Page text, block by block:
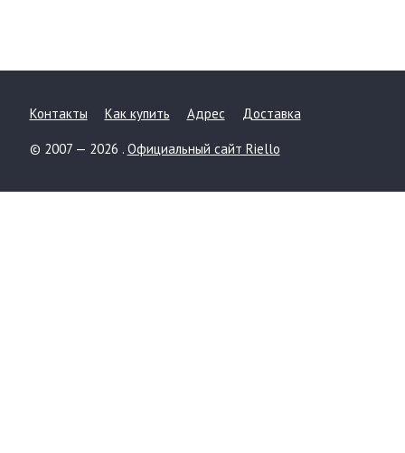
Контакты Как купить Адрес Доставка
© 2007 — 2026 . Официальный сайт Riello